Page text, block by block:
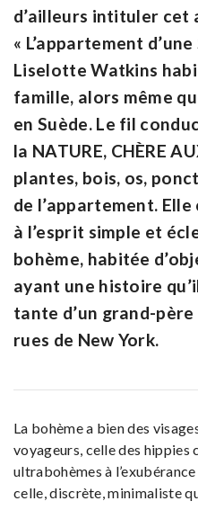
d’ailleurs intituler cet
« L’appartement
Liselotte Watkins
famille, alors même
en Suède. Le fil
la NATURE, CHÈRE
plantes, bois, os,
de l’appartement.
à l’esprit simple et
bohème, habitée
ayant une histoire
tante d’un grand-
rues de New York.
La bohème a bien des
voyageurs, celle des hippies
ultrabohèmes à
celle, discrète, minimaliste